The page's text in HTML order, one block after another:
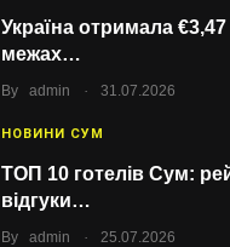
Україна отримала
межах…
By admin . 31.07.2026
НОВИНИ СУМ
ТОП 10 готелів Сум:
відгуки…
By admin . 25.07.2026